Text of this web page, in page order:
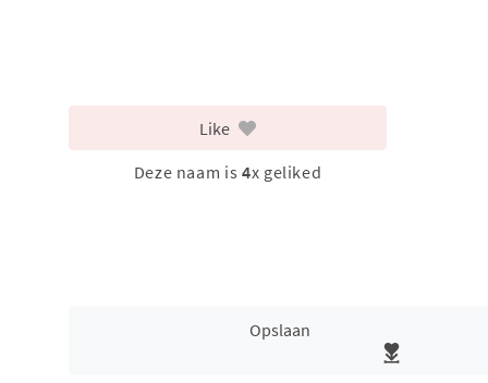
Like
Deze naam is 4x geliked
Opslaan